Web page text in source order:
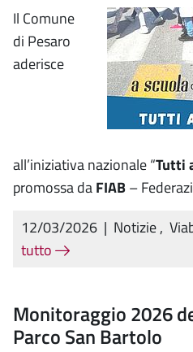
Il Comune
di Pesaro
aderisce
all’iniziativa nazionale “Tutti
promossa daFIAB–
12/03/2026 | Notizie,
tutto
Monitoraggio 2026
Parco San Bartolo